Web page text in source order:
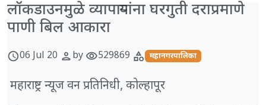
लॉकडाउनमुळे व्यापाऱ्यांना घरगुती दराप्रमाणे
पाणी बिल आकारा
schedule06 Jul 20 personby visibility529869 category महानगरपालिका
महाराष्ट्र न्यूज वन प्रतिनिधी, कोल्हापूर